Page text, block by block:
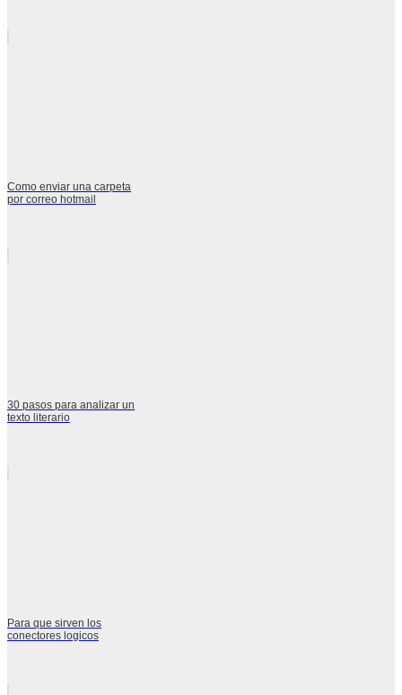
Como enviar una carpeta
por correo hotmail
30 pasos para analizar un
texto literario
Para que sirven los
conectores logicos